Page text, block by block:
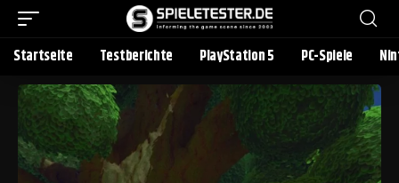
Startseite Testberichte PlayStation 5 PC-Spiele